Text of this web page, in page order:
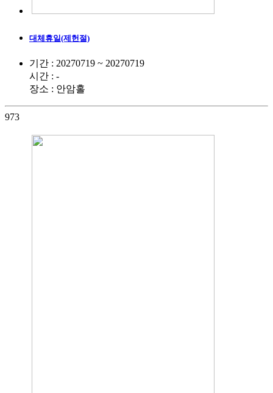
대체휴일(제헌절)
기간 : 20270719 ~ 20270719
시간 : -
장소 : 안암홀
973